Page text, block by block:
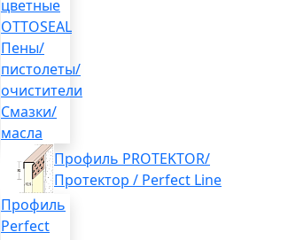
цветные
OTTOSEAL
Пены/
пистолеты/
очистители
Смазки/
масла
Профиль PROTEKTOR/
Протектор / Perfect Line
Профиль
Perfect